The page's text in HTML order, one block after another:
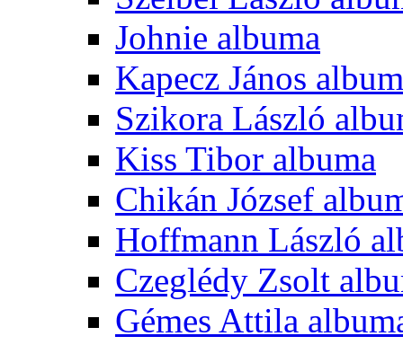
Johnie albuma
Kapecz János
Szikora László
Kiss Tibor albuma
Chikán József
Hoffmann László
Czeglédy Zsolt
Gémes Attila